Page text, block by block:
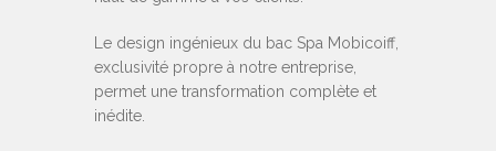
Le design ingénieux du bac Spa Mobicoiff,
exclusivité propre à notre entreprise,
permet une transformation complète et
inédite.